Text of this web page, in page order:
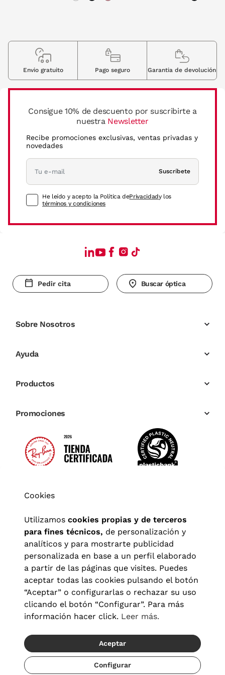
Consigue 10% de descuento por suscribirte a
nuestra Newsletter
Recibe promociones exclusivas, ventas privadas y
novedades
Suscríbete
He leído y acepto la Política dePrivacidady los
términos y condiciones
Envio gratuito Pago seguro Garantia de devolución
Pedir cita Buscar óptica
Sobre Nosotros
Ayuda
Productos
Promociones
Aviso legal| Política de privacidad Términos y condiciones
Política de cookies|Configuración de cookies
© 2026 Visionlab España
Cookies
Utilizamos cookies propias y de terceros
para fines técnicos, de personalización y
analíticos y para mostrarte publicidad
personalizada en base a un perfil elaborado
a partir de las páginas que visites. Puedes
aceptar todas las cookies pulsando el botón
“Aceptar” o configurarlas o rechazar su uso
clicando el botón “Configurar”. Para más
información hacer click. Leer más.
Aceptar
Configurar